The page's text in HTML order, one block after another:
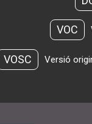
VOC
VOSC Versió